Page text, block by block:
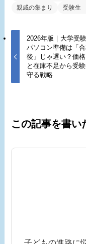
親戚の集まり
受験生
2026年版｜大学受
パソコン準備は「
後」じゃ遅い？価
と在庫不足から受
守る戦略
この記事を書い